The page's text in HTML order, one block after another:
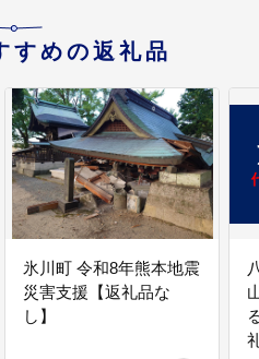
すめの返礼品
氷川町 令和8年熊本地震
災害支援【返礼品な
し】